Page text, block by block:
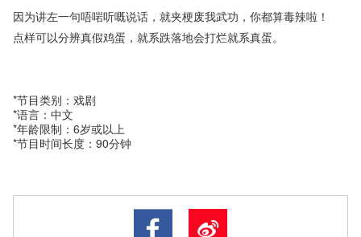
因为讲左一句唔啱听嘅说话，就夹梗废我武功，你都算毒辣啦！
点样可以分辨真假鸡蛋，就系跌落地会打烂就系真蛋。
*节目类别：戏剧
*语言：中文
*年龄限制：6岁或以上
*节目时间长度：90分钟